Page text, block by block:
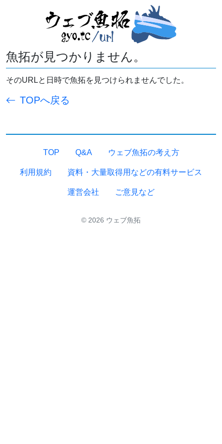
魚拓が見つかりません。
そのURLと日時で魚拓を見つけられませんでした。
TOPへ戻る
TOP Q&A ウェブ魚拓の考え方
利用規約 資料・大量取得用などの有料サービス
運営会社 ご意見など
© 2026 ウェブ魚拓